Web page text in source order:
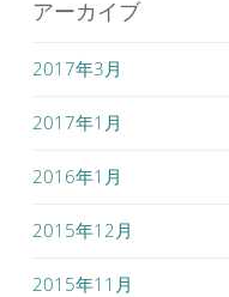
アーカイブ
2017年3月
2017年1月
2016年1月
2015年12月
2015年11月